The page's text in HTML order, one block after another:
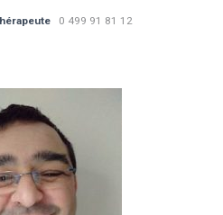
0 499 91 81 12